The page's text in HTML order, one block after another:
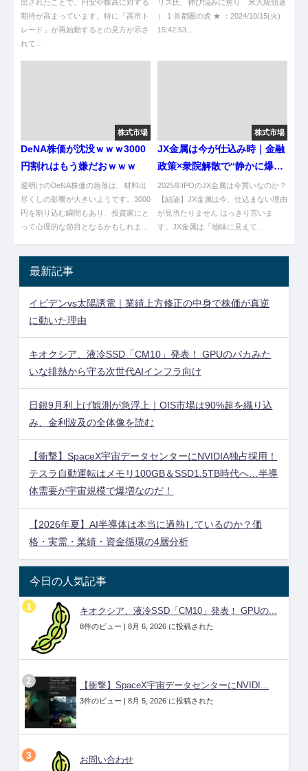
出されたことで、円安や株高に対する
期待が高まっています。特に「高市ト
レード」が再始動するとの見方が示さ
れて...
リス氏、伸び悩みに焦り 米大統領選
） 1 首都圏の虎 ★ ：2024/10/15(火)
15:42:53...
株式市場
DeNA株価が沈没ｗｗｗ3000
円割れはもう嫌だおｗｗｗ
週明けのDeNA株価の急落は、材料出
尽くしの影響が大きいようです。3000
円を割り込む瞬間もあり、投資家にと
って心理的な節目となるかもしれま...
株式市場
JX金属は今が仕込み時｜金融
政策×衆院解散で“静かに爆発
する銘柄”を見逃すな
2025年IPOのJX金属は今買いなのか？
【結論】JX金属は今、仕込まない理由
が見当たりません はっきり言いま
す。JX金属は「地味に見えて...
最新記事
イビデンvs太陽誘電｜業績上方修正の中身で株価が真逆
に動いた理由
キオクシア、液冷SSD「CM10」発表！ GPUのバカみた
いな排熱から守る次世代AIインフラ向け
日銀9月利上げ観測が急浮上｜OIS市場は90%超を織り込
み、金利波及の全体像を読む
【衝撃】SpaceX宇宙データセンターにNVIDIA独占採用！
テスラ自動運転はメモリ100GB＆SSD1.5TB時代へ…半導
体需要が宇宙規模で爆増なのだ！
【2026年夏】AI半導体は本当に過熱しているのか？価
格・実需・業績・資金循環の4層分析
今日の人気記事
キオクシア、液冷SSD「CM10」発表！ GPUの...
8件のビュー | 8月 6, 2026 に投稿された
【衝撃】SpaceX宇宙データセンターにNVIDI...
3件のビュー | 8月 5, 2026 に投稿された
お問い合わせ